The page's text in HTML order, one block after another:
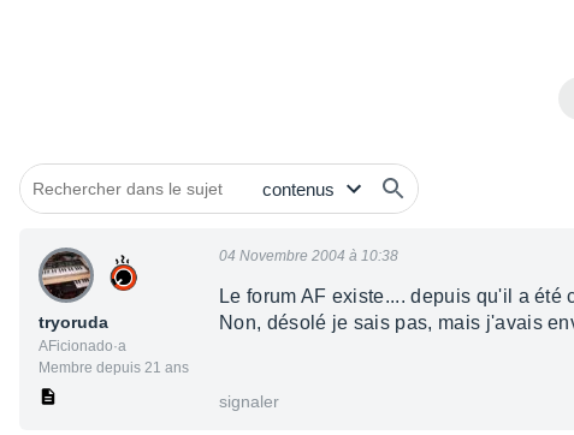
tryoruda
AFicionado·a
Membre depuis 21 ans
04 Novembre 2004 à 10:38
Le forum AF existe.... depuis qu'il a été
Non, désolé je sais pas, mais j'avais
signaler